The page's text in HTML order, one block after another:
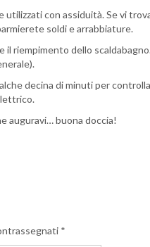
con assiduità. Se vi
soldi e arrabbiature.
riempimento dello
decina di minuti per
auguravi… buona doccia!
*